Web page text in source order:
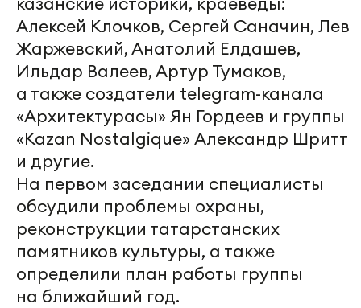
Алексей Клочков, Сергей Саначин, Лев
Жаржевский, Анатолий Елдашев,
Ильдар Валеев, Артур Тумаков,
а также создатели telegram-канала
«Архитектурасы» Ян Гордеев и группы
«Kazan Nostalgique» Александр Шритт
и другие.
На первом заседании специалисты
обсудили проблемы охраны,
реконструкции татарстанских
памятников культуры, а также
определили план работы группы
на ближайший год.